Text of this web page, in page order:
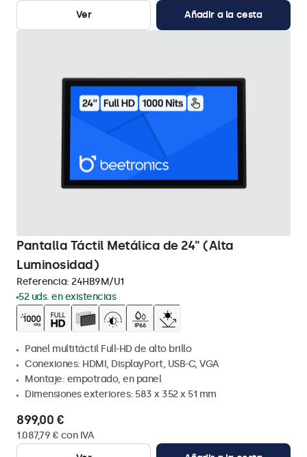
Ver
Añadir a la cesta
Pantalla Táctil Metálica de 24" (Alta
Luminosidad)
Referencia: 24HB9M/U1
52 uds. en existencias
Panel multitáctil Full-HD de alto brillo
Conexiones: HDMI, DisplayPort, USB-C, VGA
Montaje: empotrado, en panel
Dimensiones exteriores: 583 x 352 x 51 mm
899,00 €
1.087,79 € con IVA